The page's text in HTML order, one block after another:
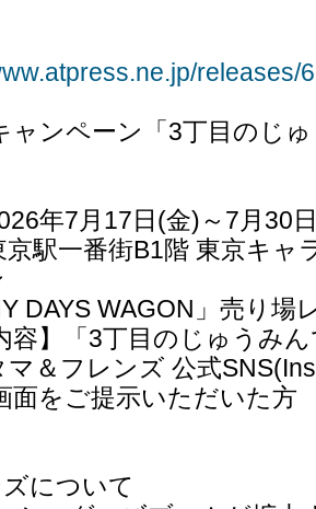
releases/
ャンペーン「3丁目のじ
年7月17日(金)～7月30
京駅一番街B1階 東京キ
DAYS WAGON」売り場
容】「3丁目のじゅうみ
マ＆フレンズ 公式
面をご提示いただいた方
について